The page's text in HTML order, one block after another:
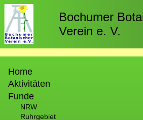
Direkt
zum
Inhalt
Bochumer
Verein e. V.
Home
Aktivitäten
Funde
NRW
Ruhrgebiet